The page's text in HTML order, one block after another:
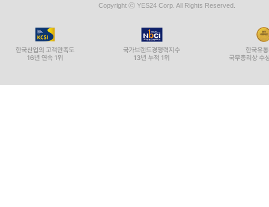
Copyright ⓒ YES24 Corp. All Rights Reserved.